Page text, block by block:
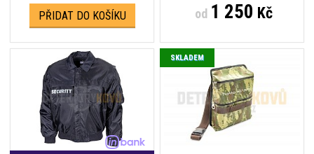
PŘIDAT DO KOŠÍKU od1 250 Kč
SKLADEM